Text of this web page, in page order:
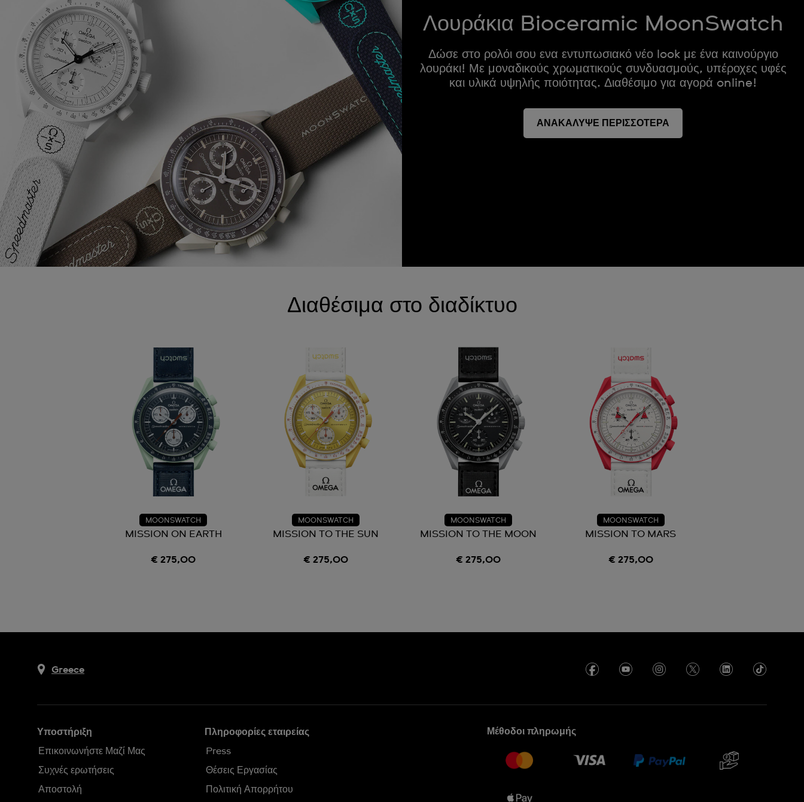
Λουράκια Bioceramic MoonSwatch
Δώσε στο ρολόι σου ενα εντυπωσιακό νέο look με ένα καινούργιο
λουράκι! Με μοναδικούς χρωματικούς συνδυασμούς, υπέροχες υφές
και υλικά υψηλής ποιότητας. Διαθέσιμο για αγορά online!
ΑΝΑΚΑΛΥΨΕ ΠΕΡΙΣΣΟΤΕΡΑ
Διαθέσιμα στο διαδίκτυο
MOONSWATCH
MISSION ON EARTH
€ 275,00
MOONSWATCH
MISSION TO THE SUN
€ 275,00
MOONSWATCH
MISSION TO THE MOON
€ 275,00
MOONSWATCH
MISSION TO MARS
€ 275,00
Greece
Υποστήριξη
Επικοινωνήστε Μαζί Μας
Συχνές ερωτήσεις
Αποστολή
Πληροφορίες εταιρείας
Press
Θέσεις Εργασίας
Πολιτική Απορρήτου
Μέθοδοι πληρωμής